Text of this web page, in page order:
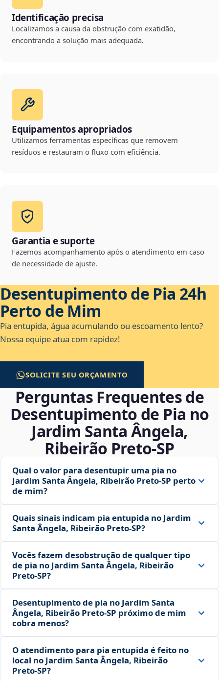
Identificação precisa
Localizamos a causa da obstrução com exatidão,
encontrando a solução mais adequada.
Equipamentos apropriados
Utilizamos ferramentas específicas que removem
resíduos e restauram o fluxo com eficiência.
Garantia e suporte
Fazemos acompanhamento após o atendimento em caso
de necessidade de ajuste.
Desentupimento de Pia 24h
Perto de Mim
Pia entupida, água acumulando ou escoamento lento?
Nossa equipe atua com rapidez!
SOLICITE SEU ORÇAMENTO
Perguntas Frequentes de
Desentupimento de Pia no
Jardim Santa Ângela,
Ribeirão Preto‑SP
Qual o valor para desentupir uma pia no
Jardim Santa Ângela, Ribeirão Preto‑SP perto
de mim?
Quais sinais indicam pia entupida no Jardim
Santa Ângela, Ribeirão Preto‑SP?
Vocês fazem desobstrução de qualquer tipo
de pia no Jardim Santa Ângela, Ribeirão
Preto‑SP?
Desentupimento de pia no Jardim Santa
Ângela, Ribeirão Preto‑SP próximo de mim
cobra menos?
O atendimento para pia entupida é feito no
local no Jardim Santa Ângela, Ribeirão
Preto‑SP?